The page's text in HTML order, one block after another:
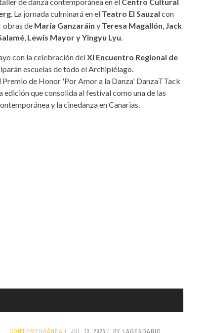
. La jornada culminará en el Teatro El Sauzal con
obras de María Ganzaráin y Teresa Magallón Jack
Lewis Mayor y Yingyu Lyu
con la celebración delXI Encuentro Regional de
escuelas de todo el Archipiélago.
de Honor 'Por Amor a la Danza' DanzaTTack
que consolida al festival como una de las
y la cinedanza en Canarias.
CONTEMPORÁNEA JUL 13, 2026 BY LAGENDARIO